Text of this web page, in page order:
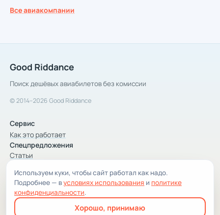
Все авиакомпании
Good Riddance
Поиск дешёвых авиабилетов без комиссии
© 2014–2026 Good Riddance
Сервис
Как это работает
Спецпредложения
Статьи
Компания
Компания и контакты
Условия использования
Конфиденциальность
Используем куки, чтобы сайт работал как надо.
Подробнее — вусловиях использования и политике
конфиденциальности.
Хорошо, принимаю